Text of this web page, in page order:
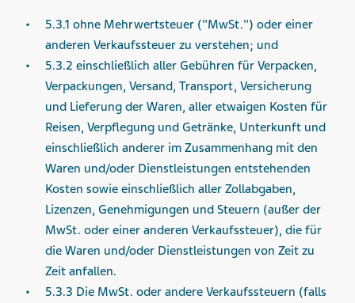
5.3.1 ohne Mehrwertsteuer ("MwSt.") oder einer
anderen Verkaufssteuer zu verstehen; und
5.3.2 einschließlich aller Gebühren für Verpacken,
Verpackungen, Versand, Transport, Versicherung
und Lieferung der Waren, aller etwaigen Kosten für
Reisen, Verpflegung und Getränke, Unterkunft und
einschließlich anderer im Zusammenhang mit den
Waren und/oder Dienstleistungen entstehenden
Kosten sowie einschließlich aller Zollabgaben,
Lizenzen, Genehmigungen und Steuern (außer der
MwSt. oder einer anderen Verkaufssteuer), die für
die Waren und/oder Dienstleistungen von Zeit zu
Zeit anfallen.
5.3.3 Die MwSt. oder andere Verkaufssteuern (falls